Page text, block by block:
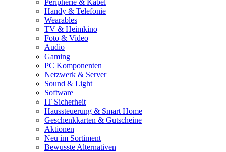
Peripherie & Kabel
Handy & Telefonie
Wearables
TV & Heimkino
Foto & Video
Audio
Gaming
PC Komponenten
Netzwerk & Server
Sound & Light
Software
IT Sicherheit
Haussteuerung & Smart Home
Geschenkkarten & Gutscheine
Aktionen
Neu im Sortiment
Bewusste Alternativen